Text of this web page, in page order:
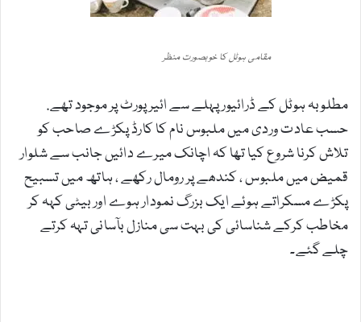
مقامی ہوٹل کا خوبصورت منظر
مطلوبہ ہوٹل کے ڈرائیور پہلے سے ائیر پورٹ پر موجود تھے.
حسب عادت وردی میں ملبوس نام کا کارڈ پکڑے صاحب کو
تلاش کرنا شروع کیا تھا کہ اچانک میرے دائیں جانب سے شلوار
قمیض میں ملبوس ، کندھے پر رومال رکھے ، ہاتھ میں تسبیح
پکڑے مسکراتے ہوئے ایک بزرگ نمودار ہوے اور بیٹی کہہ کر
مخاطب کرکے شناسائی کی بہت سی منازل بآسانی تہہ کرتے
چلے گئے۔